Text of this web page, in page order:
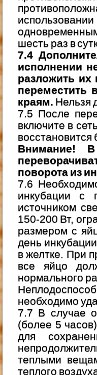
шесть раз в
7.4
исполнении
разложить их
переместить
краям. Нельзя
7.5 После
включите в
восстановится
Внимание!
поворота из
7.6
инкубации с
источником
150-200 Вт,
размером с
день
в желтке. При
все яйцо
нормального
необходимо
7.7 В случае
(более 5
для
теплыми
теплого